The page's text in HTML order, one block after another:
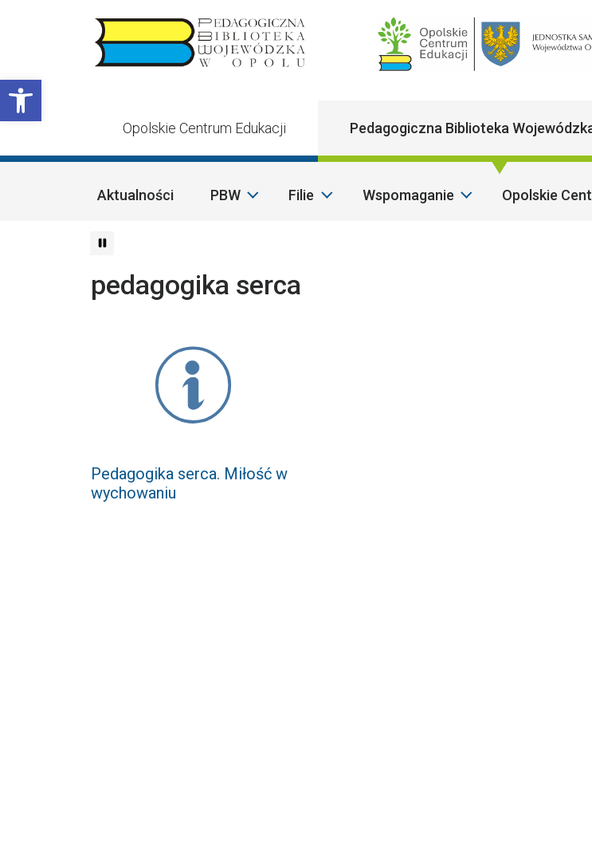
Otwórz pasek narzędzi
Opolskie Centrum Edukacji Pedagogiczna Biblioteka
Aktualności PBW Filie Wspomaganie Opolskie
pedagogika serca
Pedagogika serca. Miłość w
wychowaniu